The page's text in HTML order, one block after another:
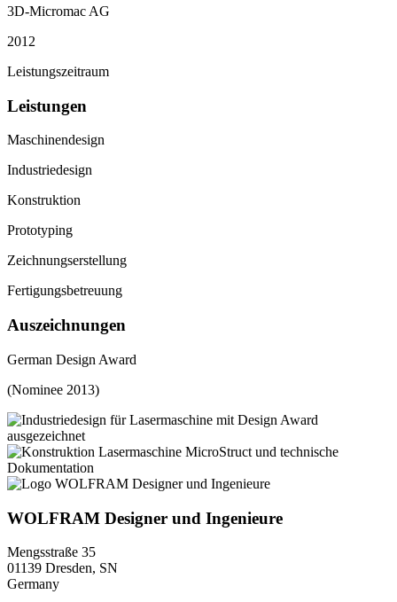
3D-Micromac AG
2012
Leistungszeitraum
Leistungen
Maschinendesign
Industriedesign
Konstruktion
Prototyping
Zeichnungserstellung
Fertigungsbetreuung
Auszeichnungen
German Design Award
(Nominee 2013)
WOLFRAM Designer und Ingenieure
Mengsstraße 35
01139 Dresden, SN
Germany